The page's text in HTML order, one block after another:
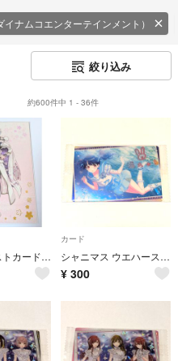
ナムコエンターテインメント）
絞り込み
約600件中 1 - 36件
アイナナ ポストカード 種村有菜先生 6th Anniversary 四葉環
カード
シャニマス ウエハース No.22 福丸小糸 カード
¥ 300